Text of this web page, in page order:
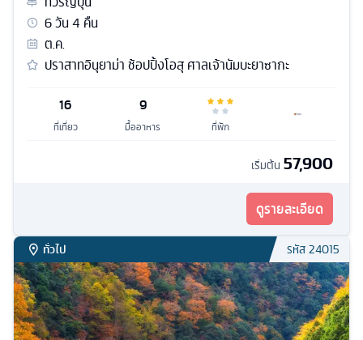
6วัน4 คืน
ต.ค.
ปราสาทอินุยาม่า ช้อปปิ้งโอสุ ศาลเจ้านัมบะยาซากะ
16
ที่เที่ยว
9
มื้ออาหาร ที่พัก
เริ่มต้น 57,900
ดูรายละเอียด
ทั่วไป รหัส24015